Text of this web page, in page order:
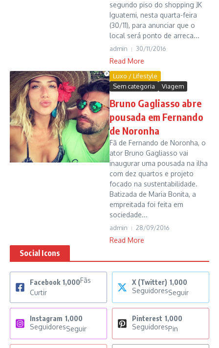
segundo piso do shopping JK
Iguatemi, nesta quarta-feira
(30/11), para anunciar que o
local será ponto de arreca...
admin 30/11/2016
Read More
Luxo / Lifestyle
Sem categoria
Viagem
Bruno Gagliasso abre
pousada em Fernando
de Noronha
Fã de Fernando de Noronha, o
ator Bruno Gagliasso vai
inaugurar uma pousada na ilha
com dez quartos e projeto
focado na sustentabilidade.
Batizada de Maria Bonita, a
empreitada foi feita em
sociedade...
admin 28/09/2016
Read More
Social Icons
Facebook 1,000Fãs
Curtir
X (Twitter) 1,000
SeguidoresSeguir
Instagram 1,000
SeguidoresSeguir
Pinterest 1,000
SeguidoresPin